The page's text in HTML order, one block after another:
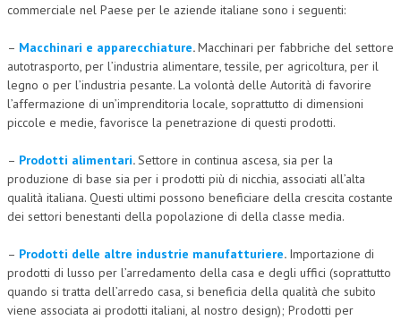
commerciale nel Paese per le aziende italiane sono i seguenti:
– Macchinari e apparecchiature.Macchinari per fabbriche del settore
autotrasporto, per l’industria alimentare, tessile, per agricoltura, per il
legno o per l’industria pesante. La volontà delle Autorità di favorire
l’affermazione di un’imprenditoria locale, soprattutto di dimensioni
piccole e medie, favorisce la penetrazione di questi prodotti.
– Prodotti alimentari.Settore in continua ascesa, sia per la
produzione di base sia per i prodotti più di nicchia, associati all’alta
qualità italiana. Questi ultimi possono beneficiare della crescita costante
dei settori benestanti della popolazione di della classe media.
– Prodotti delle altre industrie manufatturiere. Importazione di
prodotti di lusso per l’arredamento della casa e degli uffici (soprattutto
quando si tratta dell’arredo casa, si beneficia della qualità che subito
viene associata ai prodotti italiani, al nostro design); Prodotti per